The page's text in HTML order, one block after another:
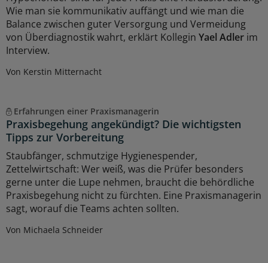
Wie man sie kommunikativ auffängt und wie man die
Balance zwischen guter Versorgung und Vermeidung
von Überdiagnostik wahrt, erklärt Kollegin Yael Adler im
Interview.
Von Kerstin Mitternacht
Erfahrungen einer Praxismanagerin
Praxisbegehung angekündigt? Die wichtigsten
Tipps zur Vorbereitung
Staubfänger, schmutzige Hygienespender,
Zettelwirtschaft: Wer weiß, was die Prüfer besonders
gerne unter die Lupe nehmen, braucht die behördliche
Praxisbegehung nicht zu fürchten. Eine Praxismanagerin
sagt, worauf die Teams achten sollten.
Von Michaela Schneider